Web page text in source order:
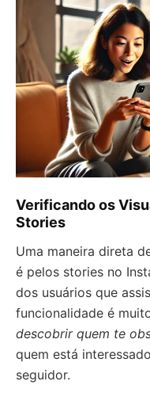
Verificando os
Stories
Uma maneira direta
é pelos stories no
dos usuários que
funcionalidade é
descobrir quem te
quem está
seguidor.